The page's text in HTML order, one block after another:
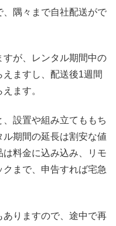
、隅々まで自社配送がで
すが、レンタル期間中の
ますし、配送後1週間
ます。
設置や組み立てももち
期間の延長は割安な値
料金に込み込み、リモ
まで、申告すれば宅急
ありますので、途中で再